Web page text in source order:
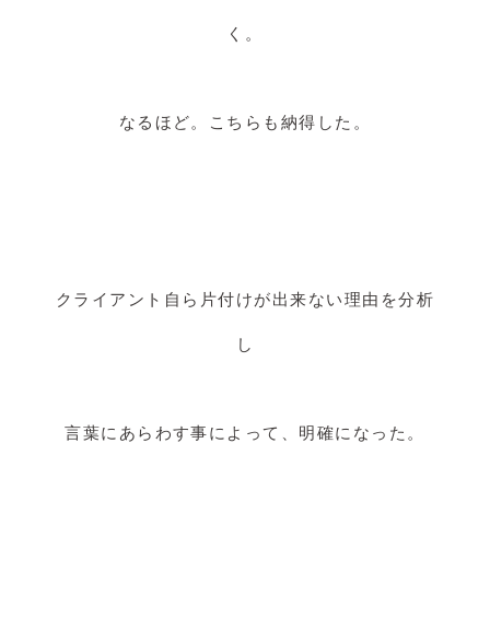
く。
なるほど。こちらも納得した。
クライアント自ら片付けが出来ない理由を分析
し
言葉にあらわす事によって、明確になった。